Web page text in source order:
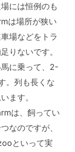
には恒例のも
は場所が狭い
場などをトラ
りないです。
に乗って、2-
。列も長くな
ます。
は、飼ってい
なのですが、
といって実